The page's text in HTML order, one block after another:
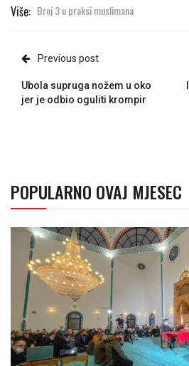
Više: Broj 3 u praksi muslimana
Previous post
Ubola supruga nožem u oko
jer je odbio oguliti krompir
POPULARNO OVAJ MJESEC